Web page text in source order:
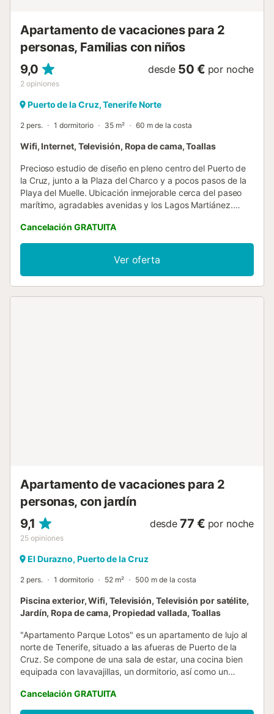
Apartamento de vacaciones para 2
personas, Familias con niños
9,0
2 opiniones
desde 50 € por noche
Puerto de la Cruz, Tenerife Norte
2 pers. 1 dormitorio 35 m² 60 m de la costa
Wifi, Internet, Televisión, Ropa de cama, Toallas
Precioso estudio de diseño en pleno centro del Puerto de
la Cruz, junto a la Plaza del Charco y a pocos pasos de la
Playa del Muelle. Ubicación inmejorable cerca del paseo
marítimo, agradables avenidas y los Lagos Martiánez.
este estudio es ideal para disfrutar de unas vacaciones
cómodas y auténticas en Tenerife. El alojamiento tiene
capacidad para 2 personas y se distribuye en un único
espacio diáfano de concepto abierto, luminoso y
cuidadosamente decorado. Dispone de cama de
Cancelación GRATUITA
Ver oferta
Apartamento de vacaciones para 2
personas, con jardín
9,1
25 opiniones
desde 77 € por noche
El Durazno, Puerto de la Cruz
2 pers. 1 dormitorio 52 m² 500 m de la costa
Piscina exterior, Wifi, Televisión, Televisión por satélite,
Jardín, Ropa de cama, Propiedad vallada, Toallas
"Apartamento Parque Lotos" es un apartamento de lujo al
norte de Tenerife, situado a las afueras de Puerto de la
Cruz. Se compone de una sala de estar, una cocina bien
equipada con lavavajillas, un dormitorio, así como un
personas. Los servicios adicionales incluyen Wi-Fi (apto
para videollamadas) y una lavadora. La propiedad cuenta
Cancelación GRATUITA